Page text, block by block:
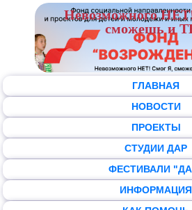
Невозможного
сможешь и
ГЛАВНАЯ
НОВОСТИ
ПРОЕКТЫ
СТУДИИ ДАР
ФЕСТИВАЛИ
ИНФОРМАЦИЯ